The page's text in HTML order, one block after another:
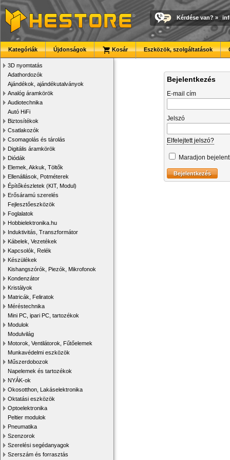
Kérdése van? »
Kategóriák Újdonságok Kosár Eszközök, szolgáltatások
3D nyomtatás
Adathordozók
Ajándékok, ajándékutalványok
Analóg áramkörök
Audiotechnika
Autó HiFi
Biztosítékok
Csatlakozók
Csomagolás és tárolás
Digitális áramkörök
Diódák
Elemek, Akkuk, Töltők
Ellenállások, Potméterek
Építőkészletek (KIT, Modul)
Erősáramú szerelés
Fejlesztőeszközök
Foglalatok
Hobbielektronika.hu
Induktivitás, Transzformátor
Kábelek, Vezetékek
Kapcsolók, Relék
Készülékek
Kishangszórók, Piezók, Mikrofonok
Kondenzátor
Kristályok
Matricák, Feliratok
Méréstechnika
Mini PC, ipari PC, tartozékok
Modulok
Modulvilág
Motorok, Ventilátorok, Fűtőelemek
Munkavédelmi eszközök
Műszerdobozok
Napelemek és tartozékok
NYÁK-ok
Okosotthon, Lakáselektronika
Oktatási eszközök
Optoelektronika
Peltier modulok
Pneumatika
Szenzorok
Szerelési segédanyagok
Szerszám és forrasztás
Bejelentkezés
E-mail cím
Jelszó
Elfelejtett jelszó?
Maradjon